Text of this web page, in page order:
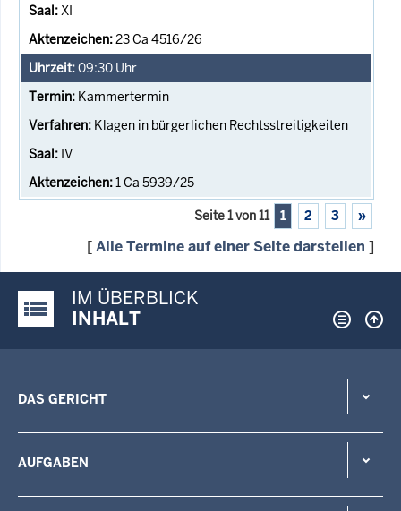
XI
23 Ca 4516/26
09:30 Uhr
Kammertermin
Klagen in bürgerlichen Rechtsstreitigkeiten
IV
1 Ca 5939/25
Seite 1 von 11 1 2 3 »
[Alle Termine auf einer Seite darstellen ]
Justiz-Portal im Überblick:
IM ÜBERBLICK
INHALT
DAS GERICHT
AUFGABEN